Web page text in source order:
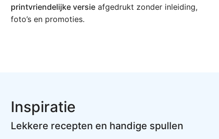
printvriendelijke versie afgedrukt zonder inleiding,
foto’s en promoties.
Inspiratie
Lekkere recepten en handige spullen